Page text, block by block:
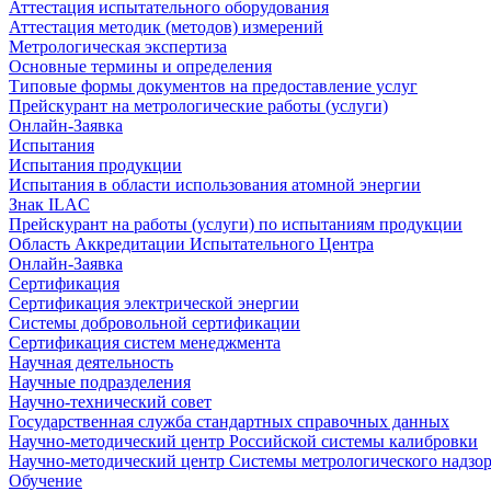
Аттестация испытательного оборудования
Аттестация методик (методов) измерений
Метрологическая экспертиза
Основные термины и определения
Типовые формы документов на предоставление услуг
Прейскурант на метрологические работы (услуги)
Онлайн-Заявка
Испытания
Испытания продукции
Испытания в области использования атомной энергии
Знак ILAC
Прейскурант на работы (услуги) по испытаниям продукции
Область Аккредитации Испытательного Центра
Онлайн-Заявка
Сертификация
Сертификация электрической энергии
Системы добровольной сертификации
Сертификация систем менеджмента
Научная деятельность
Научные подразделения
Научно-технический совет
Государственная служба стандартных справочных данных
Научно-методический центр Российской системы калибровки
Научно-методический центр Системы метрологического
Обучение